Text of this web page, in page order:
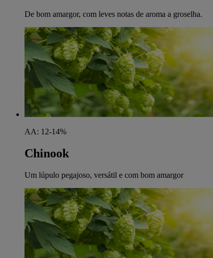
De bom amargor, com leves notas de aroma a groselha.
AA: 12-14%
Chinook
Um lúpulo pegajoso, versátil e com bom amargor